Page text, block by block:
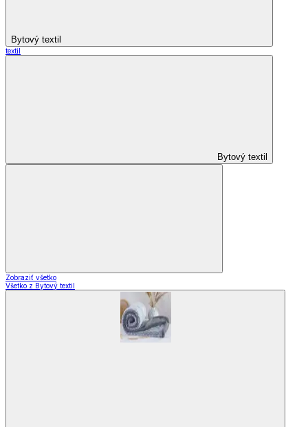
Bytový textil
textil
Bytový textil
Zobraziť všetko
Všetko z Bytový textil